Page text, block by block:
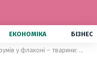
ЕКОНОМІКА БІЗНЕС
Замість парфумів у флаконі – тварини: жінка створює містичні прикраси й обереги